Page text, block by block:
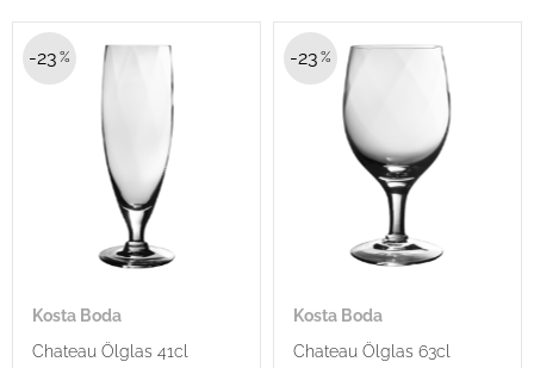
Kosta Boda
Chateau Ölglas 41cl
23 %
Kosta Boda
Chateau Ölglas 63cl
23 %